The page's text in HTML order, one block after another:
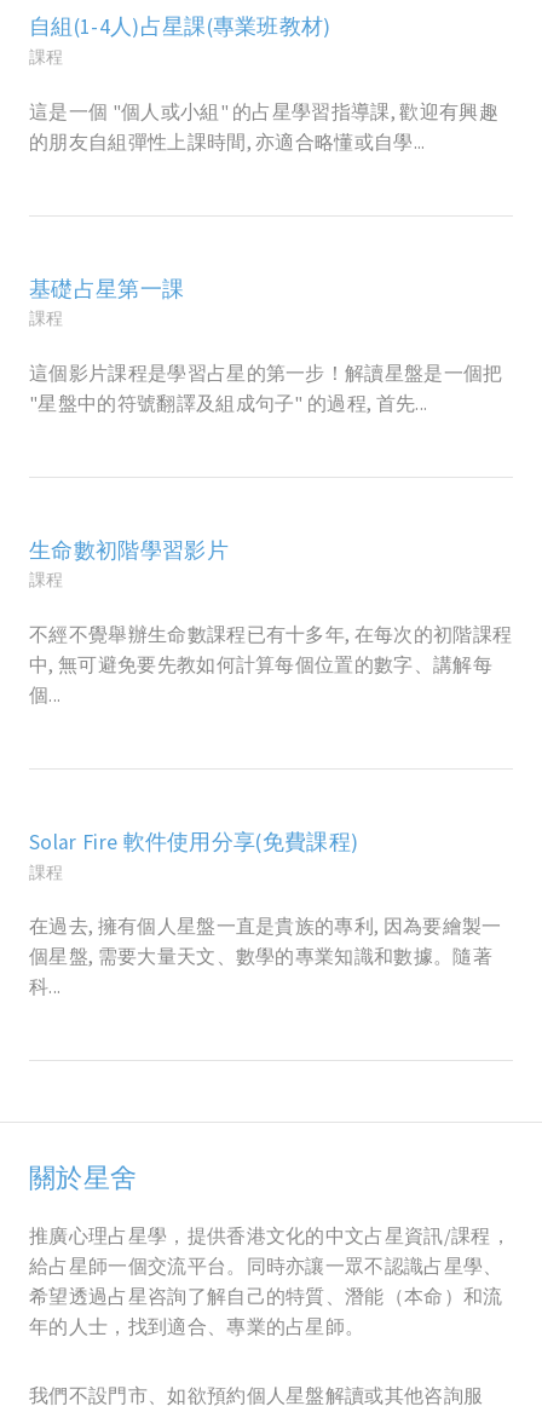
自組(1-4人)占星課(專業班教材)
課程
這是一個 "個人或小組" 的占星學習指導課, 歡迎有興趣
的朋友自組彈性上課時間, 亦適合略懂或自學...
基礎占星第一課
課程
這個影片課程是學習占星的第一步！解讀星盤是一個把
"星盤中的符號翻譯及組成句子" 的過程, 首先...
生命數初階學習影片
課程
不經不覺舉辦生命數課程已有十多年, 在每次的初階課程
中, 無可避免要先教如何計算每個位置的數字、講解每
個...
Solar Fire 軟件使用分享(免費課程)
課程
在過去, 擁有個人星盤一直是貴族的專利, 因為要繪製一
個星盤, 需要大量天文、數學的專業知識和數據。隨著
科...
關於星舍
推廣心理占星學，提供香港文化的中文占星資訊/課程，
給占星師一個交流平台。同時亦讓一眾不認識占星學、
希望透過占星咨詢了解自己的特質、潛能（本命）和流
年的人士，找到適合、專業的占星師。
我們不設門市、如欲預約個人星盤解讀或其他咨詢服